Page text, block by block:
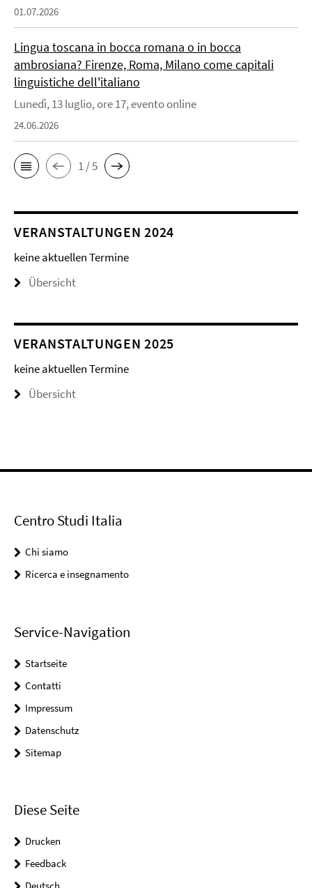
01.07.2026
Lingua toscana in bocca romana o in bocca
ambrosiana? Firenze, Roma, Milano come capitali
linguistiche dell'italiano
Lunedì, 13 luglio, ore 17, evento online
24.06.2026
1 / 5
VERANSTALTUNGEN 2024
keine aktuellen Termine
Übersicht
VERANSTALTUNGEN 2025
keine aktuellen Termine
Übersicht
Centro Studi Italia
Chi siamo
Ricerca e insegnamento
Service-Navigation
Startseite
Contatti
Impressum
Datenschutz
Sitemap
Diese Seite
Drucken
Feedback